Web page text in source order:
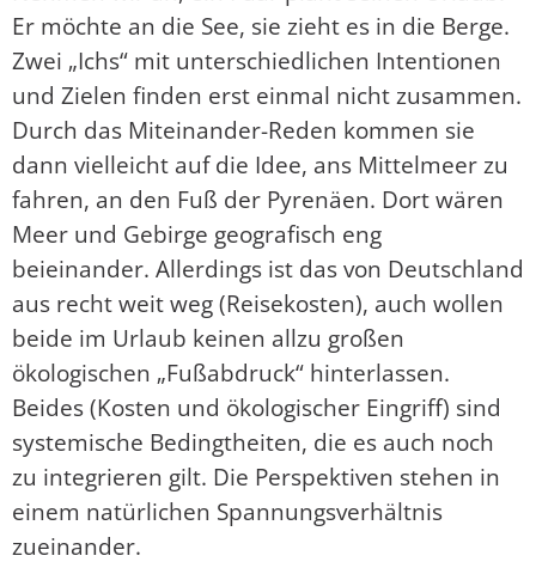
Er möchte an die See, sie zieht es in die Berge.
Zwei „Ichs“ mit unterschiedlichen Intentionen
und Zielen finden erst einmal nicht zusammen.
Durch das Miteinander-Reden kommen sie
dann vielleicht auf die Idee, ans Mittelmeer zu
fahren, an den Fuß der Pyrenäen. Dort wären
Meer und Gebirge geografisch eng
beieinander. Allerdings ist das von Deutschland
aus recht weit weg (Reisekosten), auch wollen
beide im Urlaub keinen allzu großen
ökologischen „Fußabdruck“ hinterlassen.
Beides (Kosten und ökologischer Eingriff) sind
systemische Bedingtheiten, die es auch noch
zu integrieren gilt. Die Perspektiven stehen in
einem natürlichen Spannungsverhältnis
zueinander.